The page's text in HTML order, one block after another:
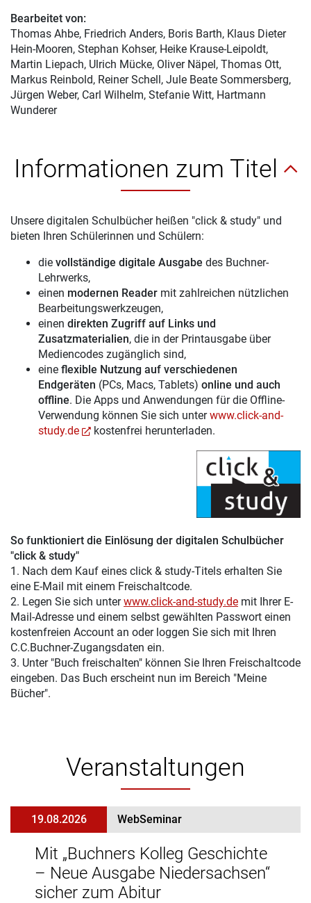
Bearbeitet von:
Thomas Ahbe, Friedrich Anders, Boris Barth, Klaus Dieter
Hein-Mooren, Stephan Kohser, Heike Krause-Leipoldt,
Martin Liepach, Ulrich Mücke, Oliver Näpel, Thomas Ott,
Markus Reinbold, Reiner Schell, Jule Beate Sommersberg,
Jürgen Weber, Carl Wilhelm, Stefanie Witt, Hartmann
Wunderer
Informationen zum Titel
Unsere digitalen Schulbücher heißen "click & study" und
bieten Ihren Schülerinnen und Schülern:
die vollständige digitale Ausgabe des Buchner-
Lehrwerks,
einen modernen Reader mit zahlreichen nützlichen
Bearbeitungswerkzeugen,
einen direkten Zugriff auf Links und
Zusatzmaterialien, die in der Printausgabe über
Mediencodes zugänglich sind,
eine flexible Nutzung auf verschiedenen
Endgeräten (PCs, Macs, Tablets) online und auch
offline. Die Apps und Anwendungen für die Offline-
Verwendung können Sie sich unterwww.click-and-
study.de
kostenfrei herunterladen.
So funktioniert die Einlösung der digitalen Schulbücher
"click & study"
1. Nach dem Kauf eines click & study-Titels erhalten Sie
eine E-Mail mit einem Freischaltcode.
2. Legen Sie sich unterwww.click-and-study.de mit Ihrer E-
Mail-Adresse und einem selbst gewählten Passwort einen
kostenfreien Account an oder loggen Sie sich mit Ihren
C.C.Buchner-Zugangsdaten ein.
3. Unter "Buch freischalten" können Sie Ihren Freischaltcode
eingeben. Das Buch erscheint nun im Bereich "Meine
Bücher".
Veranstaltungen
19.08.2026 WebSeminar
Mit „Buchners Kolleg Geschichte
– Neue Ausgabe Niedersachsen“
sicher zum Abitur